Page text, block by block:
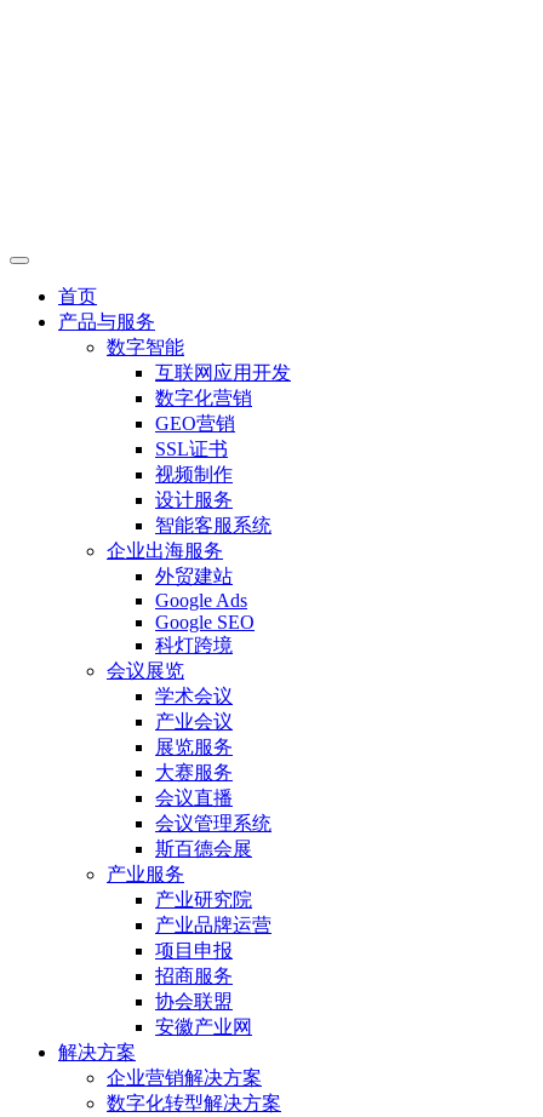
首页
产品与服务
数字智能
互联网应用开发
数字化营销
GEO营销
SSL证书
视频制作
设计服务
智能客服系统
企业出海服务
外贸建站
Google Ads
Google SEO
科灯跨境
会议展览
学术会议
产业会议
展览服务
大赛服务
会议直播
会议管理系统
斯百德会展
产业服务
产业研究院
产业品牌运营
项目申报
招商服务
协会联盟
安徽产业网
解决方案
企业营销解决方案
数字化转型解决方案